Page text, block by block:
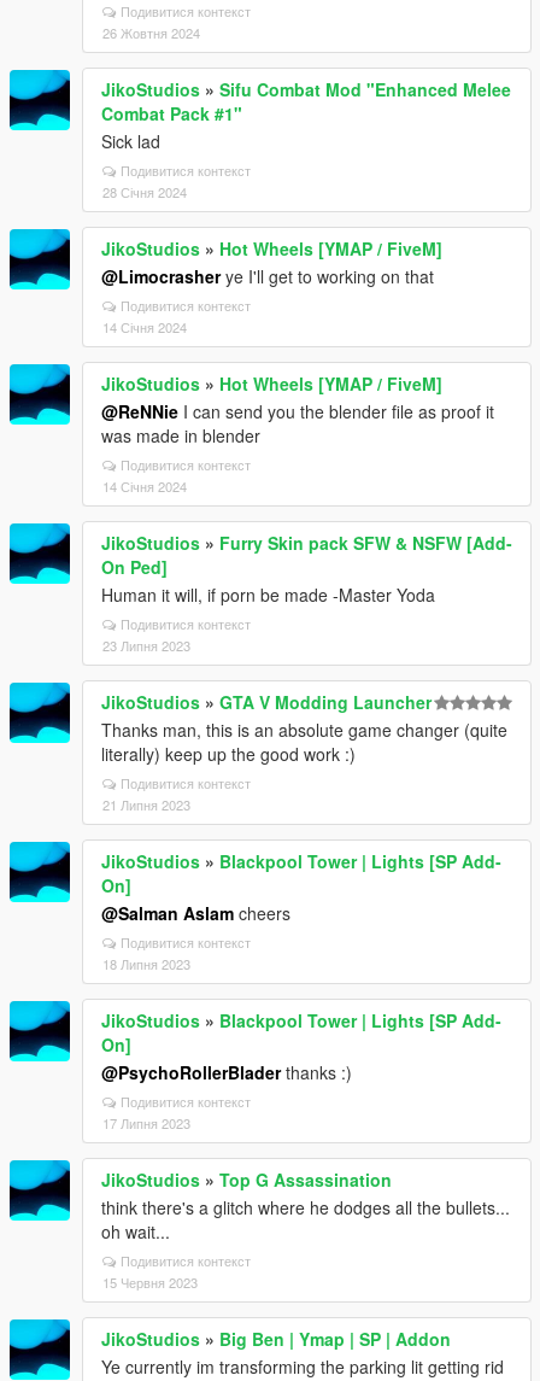
Подивитися контекст
26 Жовтня 2024
JikoStudios » Sifu Combat Mod "Enhanced Melee
Combat Pack #1"
Sick lad
Подивитися контекст
28 Січня 2024
JikoStudios » Hot Wheels [YMAP / FiveM]
@Limocrasherye I'll get to working on that
Подивитися контекст
14 Січня 2024
JikoStudios » Hot Wheels [YMAP / FiveM]
@ReNNie I can send you the blender file as proof it
was made in blender
Подивитися контекст
14 Січня 2024
JikoStudios » Furry Skin pack SFW & NSFW [Add-
On Ped]
Human it will, if porn be made -Master Yoda
Подивитися контекст
23 Липня 2023
JikoStudios » GTA V Modding Launcher
Thanks man, this is an absolute game changer (quite
literally) keep up the good work :)
Подивитися контекст
21 Липня 2023
JikoStudios » Blackpool Tower | Lights [SP Add-
On]
@Salman Aslam cheers
Подивитися контекст
18 Липня 2023
JikoStudios » Blackpool Tower | Lights [SP Add-
On]
@PsychoRollerBladerthanks :)
Подивитися контекст
17 Липня 2023
JikoStudios » Top G Assassination
think there's a glitch where he dodges all the bullets...
oh wait...
Подивитися контекст
15 Червня 2023
JikoStudios » Big Ben | Ymap | SP | Addon
Ye currently im transforming the parking lit getting rid